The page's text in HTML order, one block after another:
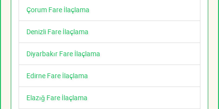
Çorum Fare İlaçlama
Denizli Fare İlaçlama
Diyarbakır Fare İlaçlama
Edirne Fare İlaçlama
Elazığ Fare İlaçlama